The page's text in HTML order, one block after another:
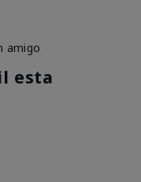
amigo
esta